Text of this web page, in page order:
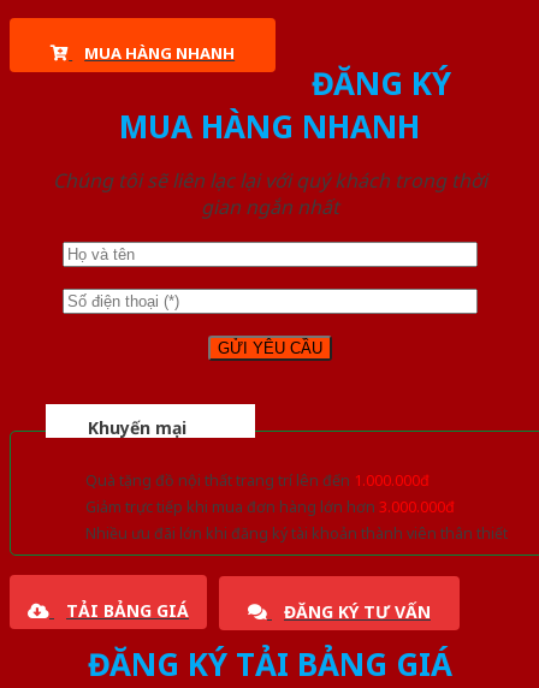
MUA HÀNG NHANH
ĐĂNG KÝ
MUA HÀNG NHANH
Chúng tôi sẽ liên lạc lại với quý khách trong thời
gian ngắn nhất
Khuyến mại
Quà tặng đồ nội thất trang trí lên đến 1.000.000đ
Giảm trực tiếp khi mua đơn hàng lớn hơn 3.000.000đ
Nhiều ưu đãi lớn khi đăng ký tài khoản thành viên thân thiết
TẢI BẢNG GIÁ ĐĂNG KÝ TƯ VẤN
ĐĂNG KÝ TẢI BẢNG GIÁ